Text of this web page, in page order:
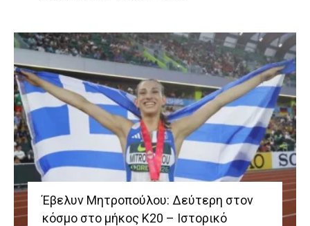
Έβελυν Μητροπούλου: Δεύτερη στον
κόσμο στο μήκος Κ20 – Ιστορικό